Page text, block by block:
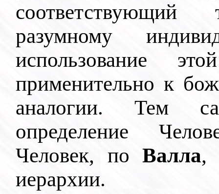
разумному
использование
применительно к
аналогии. Тем
определение
Человек, поВалла,
иерархии.